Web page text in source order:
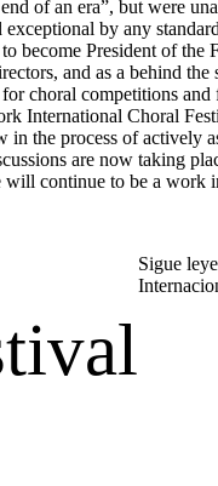
of an era”, but were
by any
President of
and as a behind
choral competitions
International Choral
the process of actively
are now taking
continue to be a
Sigue